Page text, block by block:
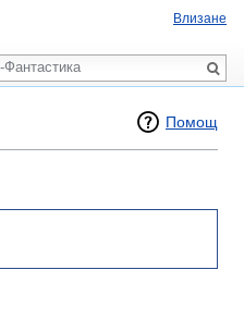
Помощ
Влизане